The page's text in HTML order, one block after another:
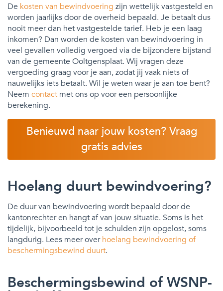
De kosten van bewindvoering zijn wettelijk vastgesteld en
worden jaarlijks door de overheid bepaald. Je betaalt dus
nooit meer dan het vastgestelde tarief. Heb je een laag
inkomen? Dan worden de kosten van bewindvoering in
veel gevallen volledig vergoed via de bijzondere bijstand
van de gemeente Ooltgensplaat. Wij vragen deze
vergoeding graag voor je aan, zodat jij vaak niets of
nauwelijks iets betaalt. Wil je weten waar je aan toe bent?
Neem contact met ons op voor een persoonlijke
berekening.
Benieuwd naar jouw kosten? Vraag
gratis advies
Hoelang duurt bewindvoering?
De duur van bewindvoering wordt bepaald door de
kantonrechter en hangt af van jouw situatie. Soms is het
tijdelijk, bijvoorbeeld tot je schulden zijn opgelost, soms
langdurig. Lees meer overhoelang bewindvoering of
beschermingsbewind duurt.
Beschermingsbewind of WSNP-